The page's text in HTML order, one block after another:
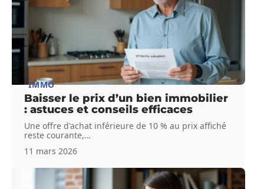
IMMO
Baisser le prix d’un bien immobilier
: astuces et conseils efficaces
Une offre d'achat inférieure de 10 % au prix affiché
reste courante,…
11 mars 2026